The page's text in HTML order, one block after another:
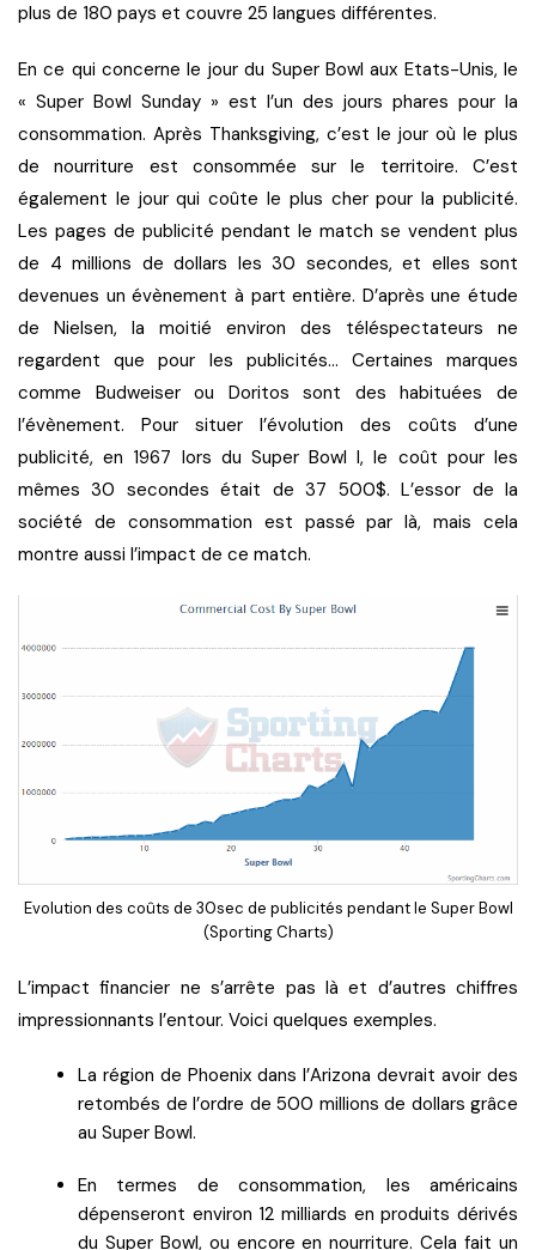
plus de 180 pays et couvre 25 langues différentes.
En ce qui concerne le jour du Super Bowl aux Etats-Unis, le
« Super Bowl Sunday » est l’un des jours phares pour la
consommation. Après Thanksgiving, c’est le jour où le plus
de nourriture est consommée sur le territoire. C’est
également le jour qui coûte le plus cher pour la publicité.
Les pages de publicité pendant le match se vendent plus
de 4 millions de dollars les 30 secondes, et elles sont
devenues un évènement à part entière. D’après une étude
de Nielsen, la moitié environ des téléspectateurs ne
regardent que pour les publicités… Certaines marques
comme Budweiser ou Doritos sont des habituées de
l’évènement. Pour situer l’évolution des coûts d’une
publicité, en 1967 lors du Super Bowl I, le coût pour les
mêmes 30 secondes était de 37 500$. L’essor de la
société de consommation est passé par là, mais cela
montre aussi l’impact de ce match.
Evolution des coûts de 30sec de publicités pendant le Super Bowl
(Sporting Charts)
L’impact financier ne s’arrête pas là et d’autres chiffres
impressionnants l’entour. Voici quelques exemples.
La région de Phoenix dans l’Arizona devrait avoir des
retombés de l’ordre de 500 millions de dollars grâce
au Super Bowl.
En termes de consommation, les américains
dépenseront environ 12 milliards en produits dérivés
du Super Bowl, ou encore en nourriture. Cela fait un